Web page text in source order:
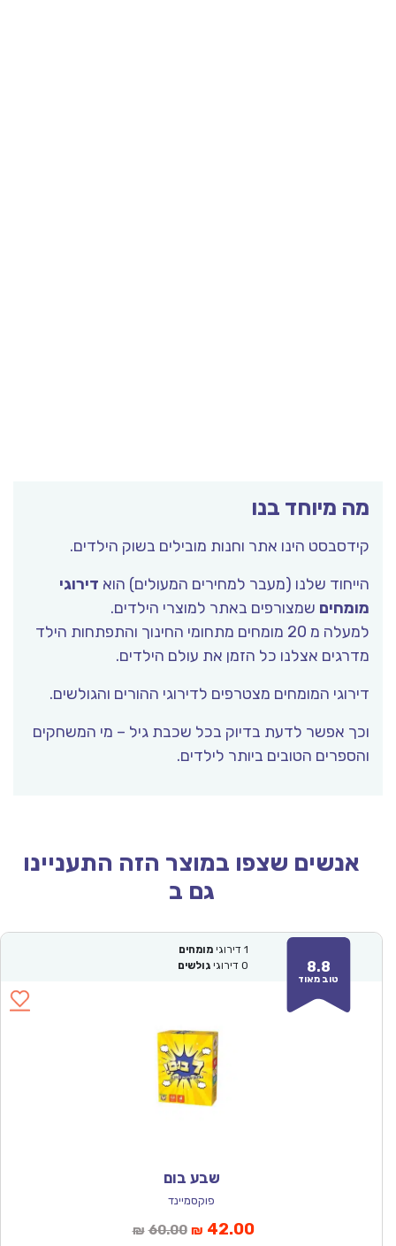
מה מיוחד בנו
קידסבסט הינו אתר וחנות מובילים בשוק הילדים.
הייחוד שלנו (מעבר למחירים המעולים) הוא דירוגי
מומחים שמצורפים באתר למוצרי הילדים.
למעלה מ 20 מומחים מתחומי החינוך והתפתחות הילד
מדרגים אצלנו כל הזמן את עולם הילדים.
דירוגי המומחים מצטרפים לדירוגי ההורים והגולשים.
וכך אפשר לדעת בדיוק בכל שכבת גיל – מי המשחקים
והספרים הטובים ביותר לילדים.
אנשים שצפו במוצר הזה התעניינו
גם ב
8.8
טוב מאוד
1 דירוגי מומחים
0 דירוגי גולשים
שבע בום
פוקסמיינד
₪ 60.00המחיר
₪ 42.00המחיר